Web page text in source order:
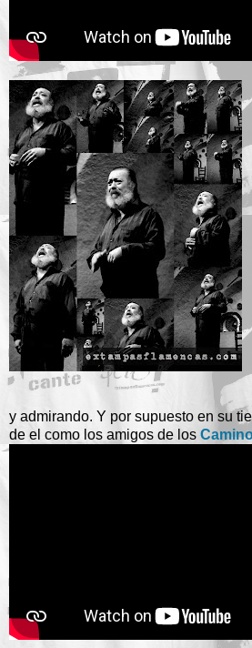
y admirando. Y por supuesto en su
de el como los amigos de los